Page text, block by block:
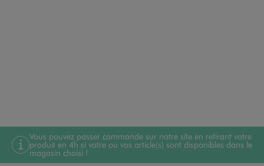
Vous pouvez passer commande sur notre site en retirant votre
produit en 4h si votre ou vos article(s) sont disponibles dans le
magasin choisi !